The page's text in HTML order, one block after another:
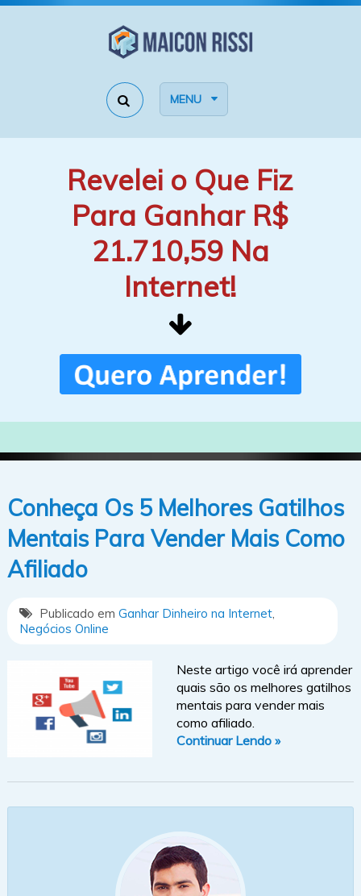
MENU
Revelei o Que Fiz
Para Ganhar R$
21.710,59 Na
Internet!
Conheça Os 5 Melhores Gatilhos
Mentais Para Vender Mais Como
Afiliado
Publicado em Ganhar Dinheiro na Internet,
Negócios Online
Neste artigo você irá aprender
quais são os melhores gatilhos
mentais para vender mais
como afiliado.
Continuar Lendo »